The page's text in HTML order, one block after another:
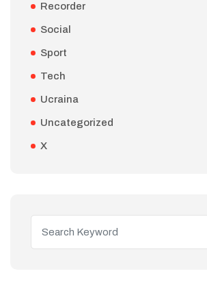
Recorder
Social
Sport
Tech
Ucraina
Uncategorized
X